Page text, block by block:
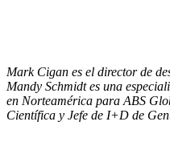
Mark Cigan es el director de
Mandy Schmidt es una
en Norteamérica para ABS
Científica y Jefe de I+D de